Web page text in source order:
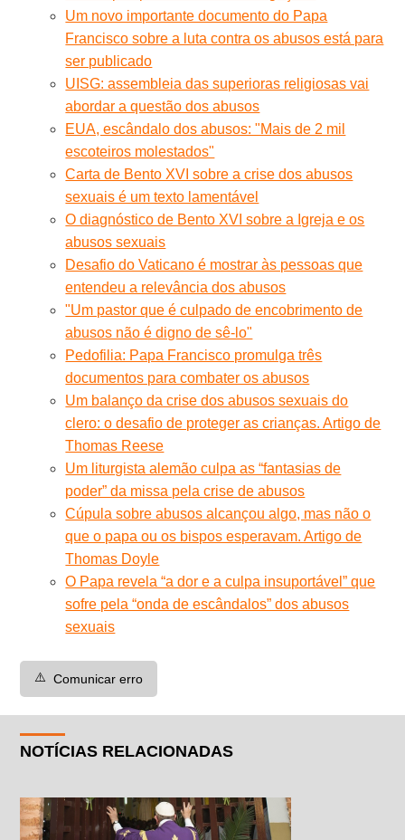
Um novo importante documento do Papa
Francisco sobre a luta contra os abusos está para
ser publicado
UISG: assembleia das superioras religiosas vai
abordar a questão dos abusos
EUA, escândalo dos abusos: "Mais de 2 mil
escoteiros molestados"
Carta de Bento XVI sobre a crise dos abusos
sexuais é um texto lamentável
O diagnóstico de Bento XVI sobre a Igreja e os
abusos sexuais
Desafio do Vaticano é mostrar às pessoas que
entendeu a relevância dos abusos
"Um pastor que é culpado de encobrimento de
abusos não é digno de sê-lo"
Pedofilia: Papa Francisco promulga três
documentos para combater os abusos
Um balanço da crise dos abusos sexuais do
clero: o desafio de proteger as crianças. Artigo de
Thomas Reese
Um liturgista alemão culpa as “fantasias de
poder” da missa pela crise de abusos
Cúpula sobre abusos alcançou algo, mas não o
que o papa ou os bispos esperavam. Artigo de
Thomas Doyle
O Papa revela “a dor e a culpa insuportável” que
sofre pela “onda de escândalos” dos abusos
sexuais
⚠️ Comunicar erro
NOTÍCIAS RELACIONADAS